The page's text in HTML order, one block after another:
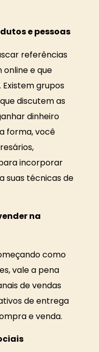
e pessoas
referências
online e que
grupos
discutem as
dinheiro
forma, você
incorporar
suas técnicas de
na
como
vale a pena
de vendas
de entrega
e venda.